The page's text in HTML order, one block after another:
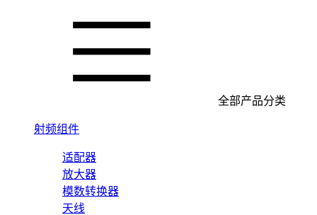
全部产品分类
射频组件
适配器
放大器
模数转换器
天线